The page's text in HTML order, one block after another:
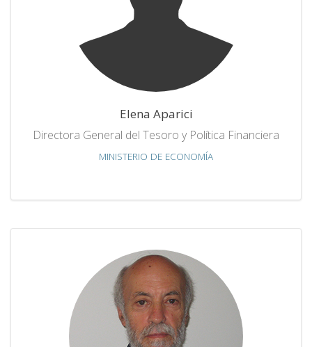
Elena Aparici
Directora General del Tesoro y Política Financiera
MINISTERIO DE ECONOMÍA